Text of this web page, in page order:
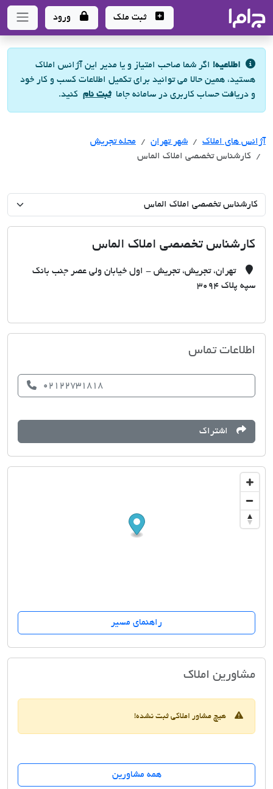
- سامانه جامع املاک و مشاورین املاک
ثبت ملک ورود
اطلاعیه! اگر شما صاحب امتیاز و یا مدیر این آژانس املاک
هستید، همین حالا می توانید برای تکمیل اطلاعات کسب و کار خود
و دریافت حساب کاربری در سامانه جاماثبت نام کنید.
آژانس های املاک آژانس های املاک
شهر تهران آژانس های املاک
محله تجریش
کارشناس تخصصی املاک الماس
کارشناس تخصصی املاک الماس
تهران، تجریش، تجریش - اول خیابان ولی عصر جنب بانک
سپه پلاک 3094
اطلاعات تماس
02122731818
اشتراک
راهنمای مسیر
مشاورین املاککارشناس تخصصی املاک الماس
هیچ مشاور املاکی ثبت نشده!
همه مشاورین